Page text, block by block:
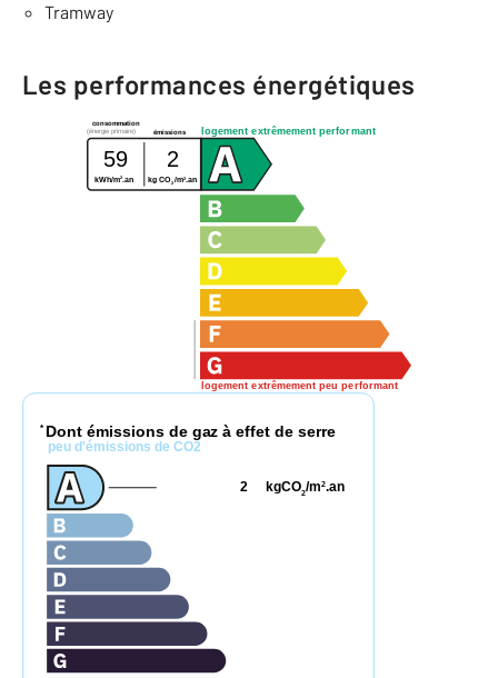
Tramway
Les performances énergétiques
logement extrêmement performant
logement extrêmement peu performant
consommation
émissions
(énergie primaire)
59 2
kWh/m2.an kg CO2 /m2.an
* Dont émissions de gaz à effet de serre
peu d'émissions de CO2
kgCO2/m2.an
2